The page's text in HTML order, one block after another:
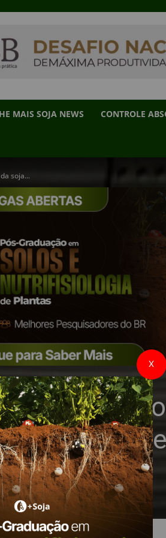
MAIS SOJA NEWS CONTROLE
soja...
para o
soja
X